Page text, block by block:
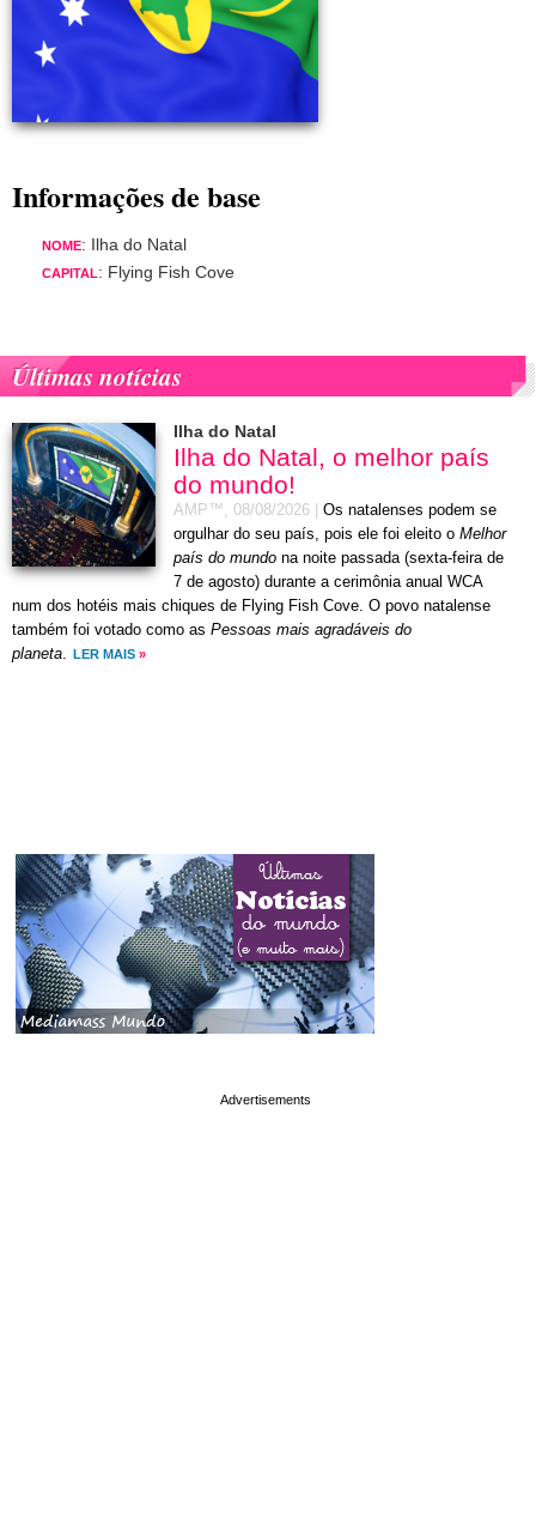
Informações de base
NOME: Ilha do Natal
CAPITAL: Flying Fish Cove
Últimas notícias
Ilha do Natal
Ilha do Natal, o melhor país
do mundo!
AMP™, 08/08/2026
Os natalenses podem se
orgulhar do seu país, pois ele foi eleito o Melhor
país do mundo na noite passada (sexta-feira de
7 de agosto) durante a cerimônia anual WCA
num dos hotéis mais chiques de Flying Fish Cove. O povo natalense
também foi votado como as Pessoas mais agradáveis do
planeta. LER MAIS »